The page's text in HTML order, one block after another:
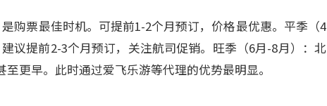
购票最佳时机。可提前1-2个月预订，价格最优惠。平季（4
议提前2-3个月预订，关注航司促销。旺季（6月-8月）：北
更早。此时通过爱飞乐游等代理的优势最明显。